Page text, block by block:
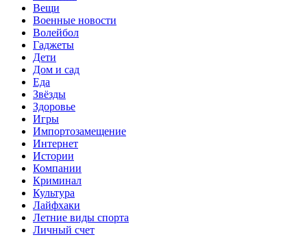
Вещи
Военные новости
Волейбол
Гаджеты
Дети
Дом и сад
Еда
Звёзды
Здоровье
Игры
Импортозамещение
Интернет
Истории
Компании
Криминал
Культура
Лайфхаки
Летние виды спорта
Личный счет